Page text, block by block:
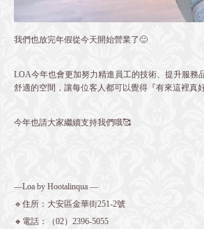
我們也放完年假從今天開始營業了🙂
LOA今年也會更加努力精進員工的技術、提升服務
舒適的空間，讓每位客人都可以覺得『有來這裡真好
今年也請大家繼續支持我們哦🥰
—Loa by Hootalinqua —
🔹住所：大安區金華街251-2號
🔸電話：
（02）2396-5055